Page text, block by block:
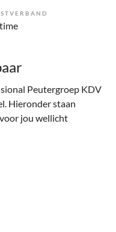
Peutergroep KDV
Hieronder staan
jou wellicht